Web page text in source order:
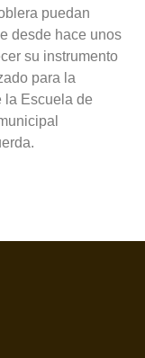
puedan
desde hace unos
su instrumento
para la
la Escuela de